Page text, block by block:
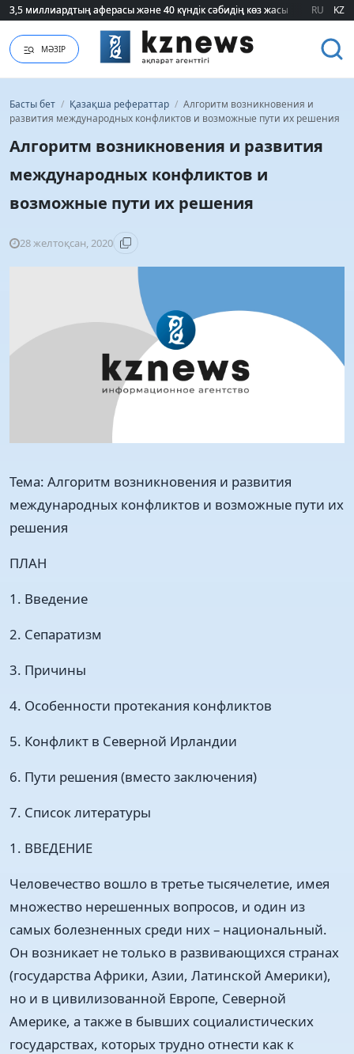
75 мың білім гранты кімдерге бұйырады?
75 мың білім гранты кімдерге бұйырады? RU KZ
МӘЗІР
Басты бет / Қазақша рефераттар / Алгоритм возникновения и
развития международных конфликтов и возможные пути их решения
Алгоритм возникновения и развития
международных конфликтов и
возможные пути их решения
28 желтоқсан, 2020
Тема: Алгоритм возникновения и развития
международных конфликтов и возможные пути их
решения
ПЛАН
1. Введение
2. Сепаратизм
3. Причины
4. Особенности протекания конфликтов
5. Конфликт в Северной Ирландии
6. Пути решения (вместо заключения)
7. Список литературы
1. ВВЕДЕНИЕ
Человечество вошло в третье тысячелетие, имея
множество нерешенных вопросов, и один из
самых болезненных среди них – национальный.
Он возникает не только в развивающихся странах
(государства Африки, Азии, Латинской Америки),
но и в цивилизованной Европе, Северной
Америке, а также в бывших социалистических
государствах, которых трудно отнести как к